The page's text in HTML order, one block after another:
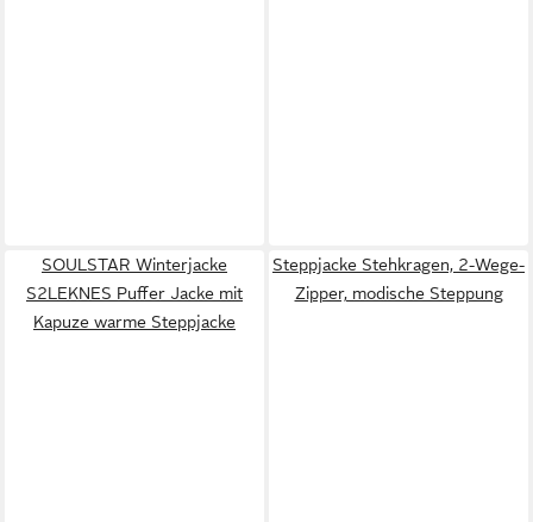
SOULSTAR Winterjacke
S2LEKNES Puffer Jacke mit
Kapuze warme Steppjacke
Steppjacke Stehkragen, 2-Wege-
Zipper, modische Steppung